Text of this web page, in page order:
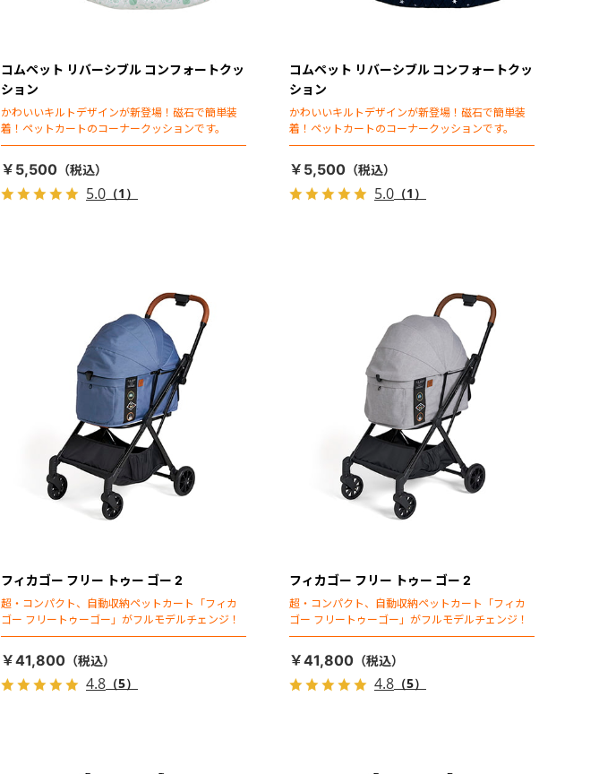
コムペット リバーシブル コンフォートクッ
ション
かわいいキルトデザインが新登場！磁石で簡単装
着！ペットカートのコーナークッションです。
￥5,500
5.0（1）
コムペット リバーシブル コンフォートクッ
ション
かわいいキルトデザインが新登場！磁石で簡単装
着！ペットカートのコーナークッションです。
￥5,500
5.0（1）
フィカゴー フリー トゥー ゴー 2
超・コンパクト、自動収納ペットカート「フィカ
ゴー フリートゥーゴー」がフルモデルチェンジ！
￥41,800
4.8（5）
フィカゴー フリー トゥー ゴー 2
超・コンパクト、自動収納ペットカート「フィカ
ゴー フリートゥーゴー」がフルモデルチェンジ！
￥41,800
4.8（5）